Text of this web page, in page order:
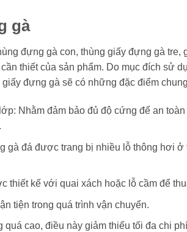
gà
đựng gà con, thùng giấy đựng gà
thiết của sản phẩm. Do mục đích sử
đựng gà sẽ có những đặc điểm
Nhằm đảm bảo đủ độ cứng để an
gà đá được trang bị nhiều lỗ thông hơi ở
thiết kế với quai xách hoặc lỗ cầm để
tiện trong quá trình vận chuyển.
cao, điều này giảm thiểu tối đa chi